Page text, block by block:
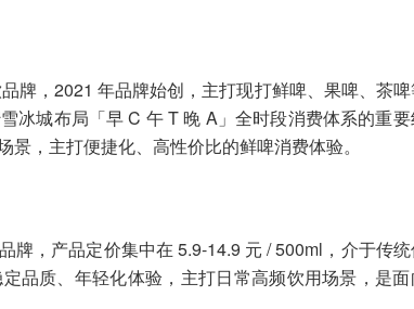
牌，2021 年品牌始创，主打现打鲜啤、果啤、茶
冰城布局「早 C 午 T 晚 A」全时段消费体系的重
，主打便捷化、高性价比的鲜啤消费体验。
牌，产品定价集中在 5.9-14.9 元 / 500ml，介于传
品质、年轻化体验，主打日常高频饮用场景，是